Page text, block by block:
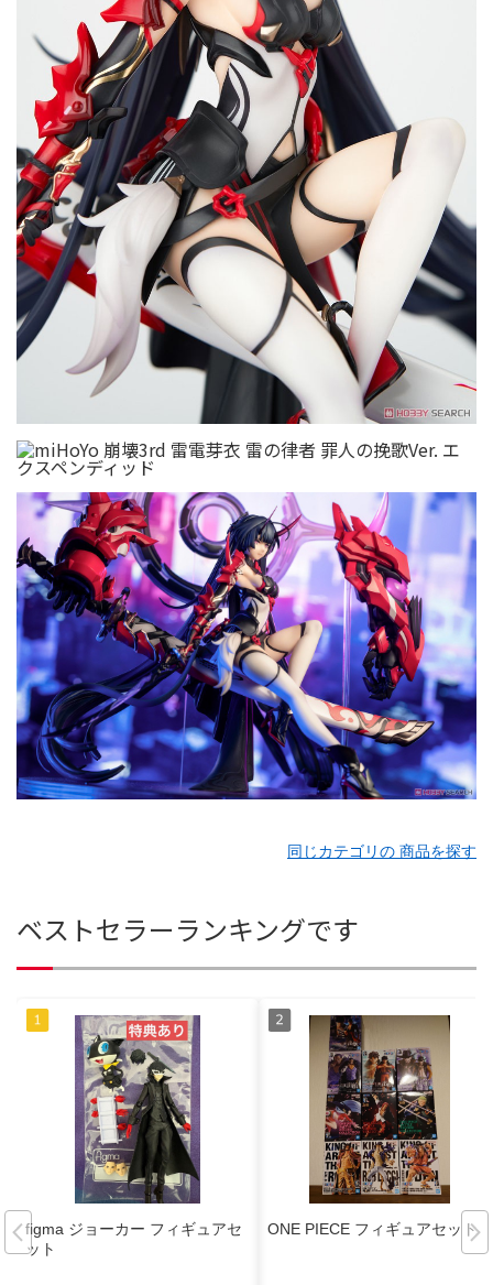
同じカテゴリの 商品を探す
ベストセラーランキングです
figma ジョーカー フィギュアセ
ット
ONE PIECE フィギュアセット